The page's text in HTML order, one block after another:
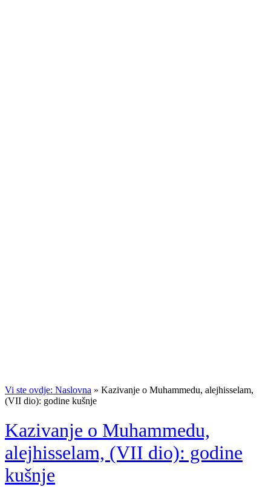
Vi ste ovdje: Naslovna » Kazivanje o Muhammedu, alejhisselam,
(VII dio): godine kušnje
Kazivanje o Muhammedu,
alejhisselam, (VII dio): godine
kušnje